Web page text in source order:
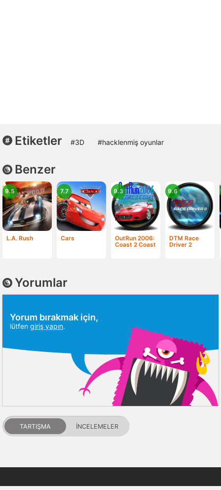
Etiketler #3D #hacklenmiş oyunlar
Benzer
L.A. Rush
9.5
Cars
7.7
OutRun 2006:
Coast 2 Coast
9.3
DTM Race
Driver 2
9.6
Yorumlar
Yorum bırakmak için,
lütfen giriş yapın.
TARTIŞMA İNCELEMELER